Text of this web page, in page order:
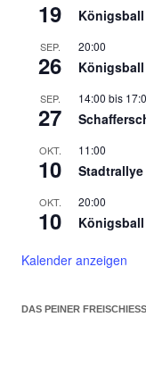
19
SEP.
26
20:00
SEP.
27
14:00 bis
OKT.
10
11:00
Stadtrallye
OKT.
10
20:00
Königsball
Kalender anzeigen
DAS PEINER